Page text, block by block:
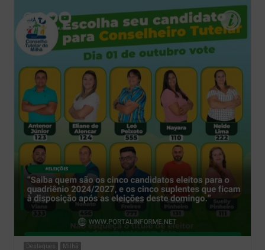
Destaques Milhã